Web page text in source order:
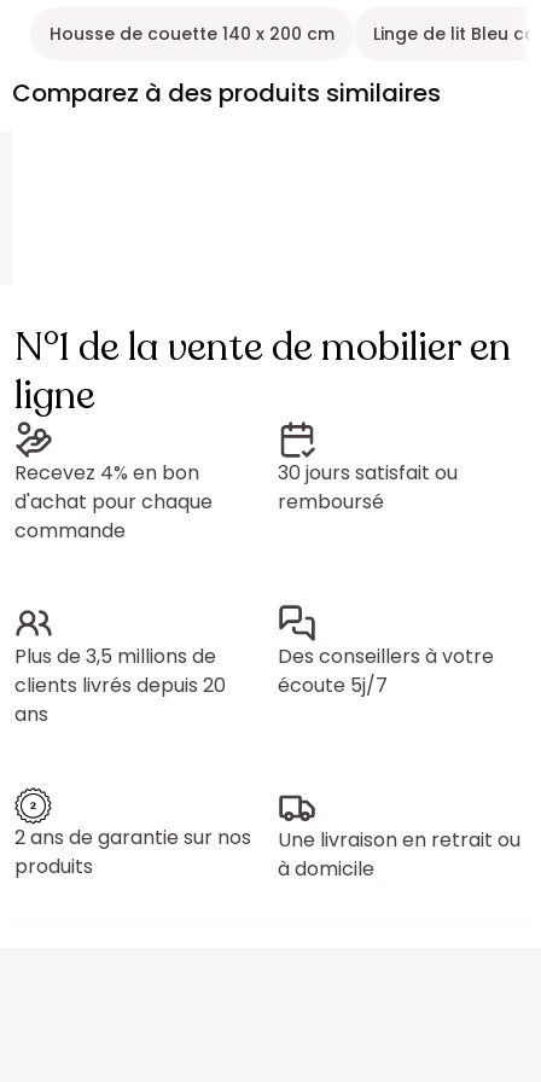
Housse de couette 140 x 200 cm Linge de lit Bleu
Comparez à des produits similaires
N°1 de la vente de mobilier en
ligne
Recevez 4% en bon
d'achat pour chaque
commande
30 jours satisfait ou
remboursé
Plus de 3,5 millions de
clients livrés depuis 20
ans
Des conseillers à votre
écoute 5j/7
2 ans de garantie sur nos
produits
Une livraison en retrait ou
à domicile